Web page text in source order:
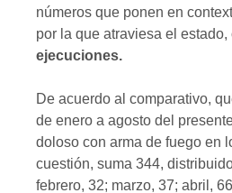
números que ponen en
por la que atraviesa el estado,
ejecuciones.
De acuerdo al comparativo,
de enero a agosto del
doloso con arma de fuego en
cuestión, suma 344,
febrero, 32; marzo, 37; abril,